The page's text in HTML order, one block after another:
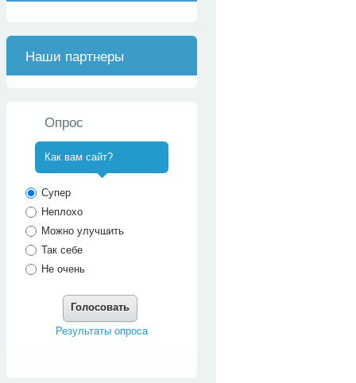
Наши партнеры
Опрос
Как вам сайт?
Супер
Неплохо
Можно улучшить
Так себе
Не очень
Голосовать
Результаты опроса